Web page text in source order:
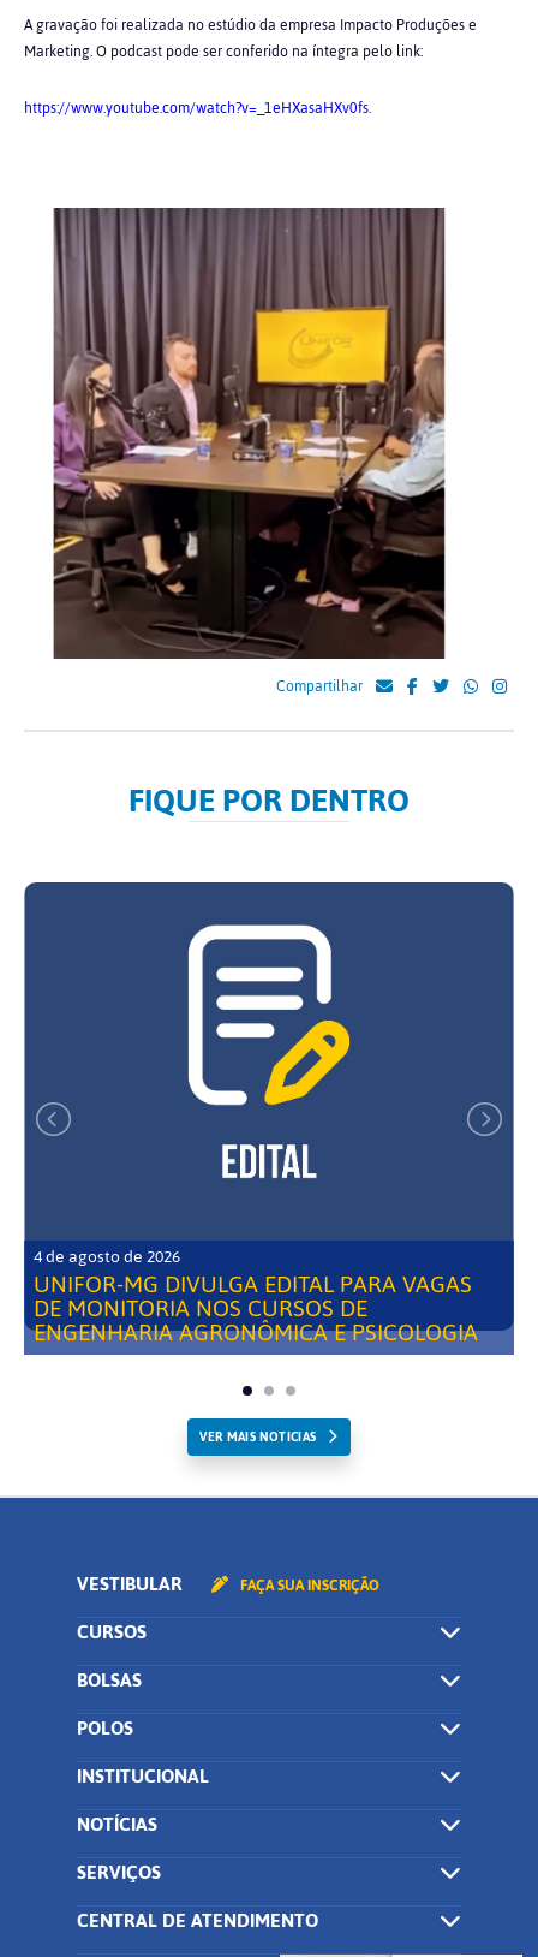
A gravação foi realizada no estúdio da empresa Impacto Produções e
Marketing. O podcast pode ser conferido na íntegra pelo link:
https://www.youtube.com/watch?v=_1eHXasaHXv0fs.
Compartilhar
FIQUE POR DENTRO
4 de agosto de 2026
UNIFOR-MG DIVULGA EDITAL PARA VAGAS
DE MONITORIA NOS CURSOS DE
ENGENHARIA AGRONÔMICA E PSICOLOGIA
VER MAIS NOTICIAS
VESTIBULAR FAÇA SUA INSCRIÇÃO
CURSOS
BOLSAS
POLOS
INSTITUCIONAL
NOTÍCIAS
SERVIÇOS
CENTRAL DE ATENDIMENTO